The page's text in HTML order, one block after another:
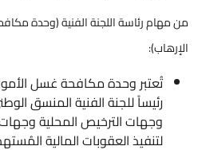
من مهام رئاسة اللجنة الفنية (وحدة
الإرهاب):
تُعتبر وحدة مكافحة غسل
رئيساً للجنة الفنية المنسق
وجهات الترخيص المحلية
لتنفيذ العقوبات المالية